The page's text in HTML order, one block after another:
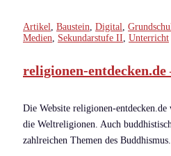
Artikel Baustein Digital
Medien
Sekundarstufe II Unterricht
religionen-entdecken.de
Die Website religionen-
die Weltreligionen. Auch
zahlreichen Themen des Buddhismus.